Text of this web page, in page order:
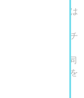
の方（2名まで）は
は無料です。（チ
）
18歳未満の子を同
ます。（都内在住を